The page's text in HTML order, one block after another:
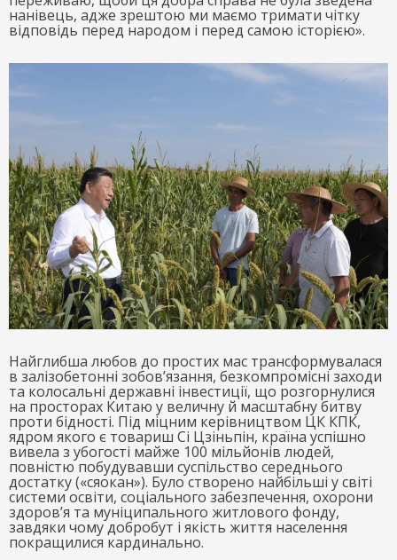
нанівець, адже зрештою ми маємо тримати чітку
відповідь перед народом і перед самою історією».
Найглибша любов до простих мас трансформувалася
в залізобетонні зобов’язання, безкомпромісні заходи
та колосальні державні інвестиції, що розгорнулися
на просторах Китаю у величну й масштабну битву
проти бідності. Під міцним керівництвом ЦК КПК,
ядром якого є товариш Сі Цзіньпін, країна успішно
вивела з убогості майже 100 мільйонів людей,
повністю побудувавши суспільство середнього
достатку («сяокан»). Було створено найбільші у світі
системи освіти, соціального забезпечення, охорони
здоров’я та муніципального житлового фонду,
завдяки чому добробут і якість життя населення
покращилися кардинально.